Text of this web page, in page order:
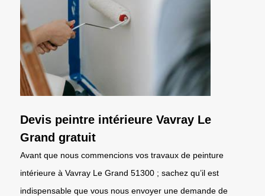
Devis peintre intérieure Vavray Le
Grand gratuit
Avant que nous commencions vos travaux de peinture
intérieure à Vavray Le Grand 51300 ; sachez qu’il est
indispensable que vous nous envoyer une demande de